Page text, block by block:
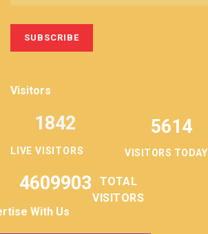
Visitors
LIVE VISITORS
1842 5614
VISITORS TODAY
4609903
TOTAL
VISITORS
With Us